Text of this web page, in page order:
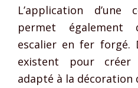
L’application
permet
escalier en fer forgé.
existent pour créer
adapté à la